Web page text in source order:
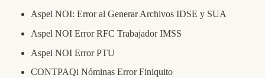
Aspel NOI: Error al Generar Archivos IDSE y SUA
Aspel NOI Error RFC Trabajador IMSS
Aspel NOI Error PTU
CONTPAQi Nóminas Error Finiquito